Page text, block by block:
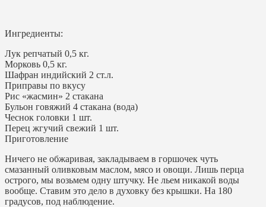
Ингредиенты:
Лук репчатый 0,5 кг.
Морковь 0,5 кг.
Шафран индийский 2 ст.л.
Приправы по вкусу
Рис «жасмин» 2 стакана
Бульон говяжий 4 стакана (вода)
Чеснок головки 1 шт.
Перец жгучий свежий 1 шт.
Приготовление
Ничего не обжаривая, закладываем в горшочек чуть
смазанный оливковым маслом, мясо и овощи. Лишь перца
острого, мы возьмем одну штучку. Не льем никакой воды
вообще. Ставим это дело в духовку без крышки. На 180
градусов, под наблюдение.